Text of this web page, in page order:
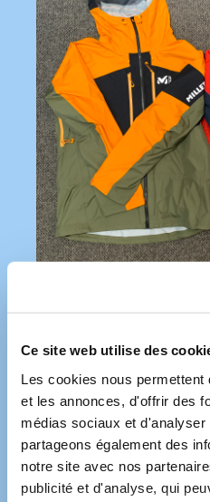
Ce site web utilise des
Les cookies nous
et les annonces, d'offrir des
médias sociaux et d'analyser
partageons également des
notre site avec nos
publicité et d'analyse, qui